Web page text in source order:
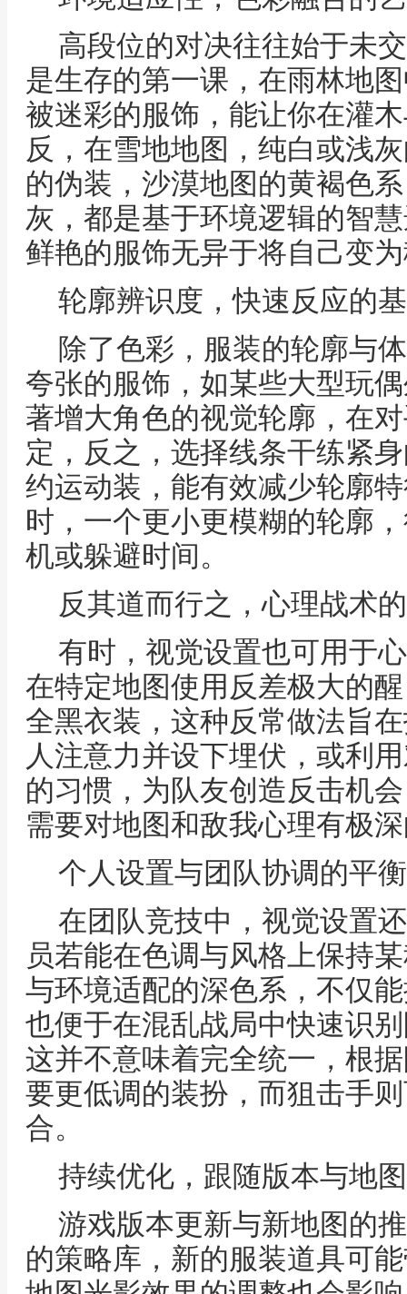
高段位的对决往往始于未
是生存的第一课，在雨林地
被迷彩的服饰，能让你在灌
反，在雪地地图，纯白或浅
的伪装，沙漠地图的黄褐色
灰，都是基于环境逻辑的智
鲜艳的服饰无异于将自己变
轮廓辨识度，快速反应的
除了色彩，服装的轮廓与
夸张的服饰，如某些大型玩
著增大角色的视觉轮廓，在
定，反之，选择线条干练紧
约运动装，能有效减少轮廓
时，一个更小更模糊的轮廓
机或躲避时间。
反其道而行之，心理战术
有时，视觉设置也可用于
在特定地图使用反差极大的
全黑衣装，这种反常做法旨
人注意力并设下埋伏，或利
的习惯，为队友创造反击机
需要对地图和敌我心理有极
个人设置与团队协调的平衡
在团队竞技中，视觉设置
员若能在色调与风格上保持
与环境适配的深色系，不仅
也便于在混乱战局中快速识
这并不意味着完全统一，根
要更低调的装扮，而狙击手
合。
持续优化，跟随版本与地
游戏版本更新与新地图的
的策略库，新的服装道具可